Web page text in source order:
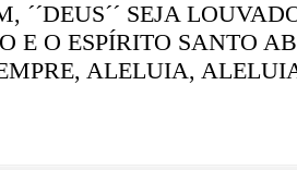
´´DEUS´´ SEJA
E O ESPÍRITO SANTO
ALELUIA,